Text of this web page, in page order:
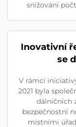
snižování
Inovativní
se
V rámci
2021 byla
dálničních
bezpečnostní
místními